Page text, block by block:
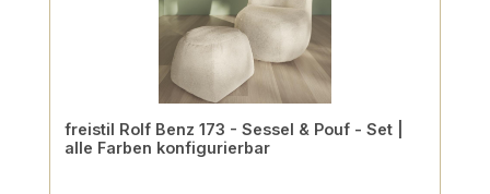
freistil Rolf Benz 173 - Sessel & Pouf - Set |
alle Farben konfigurierbar